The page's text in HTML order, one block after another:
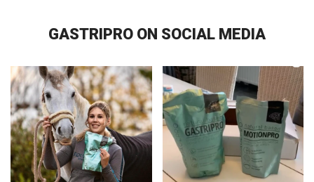
GASTRIPRO ON SOCIAL MEDIA